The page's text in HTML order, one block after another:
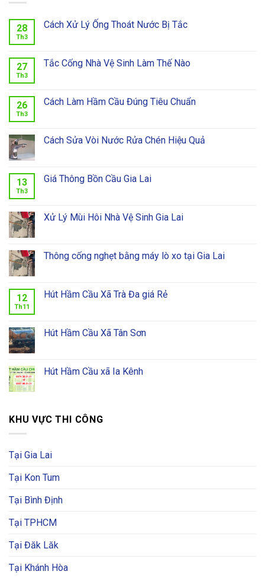
28
Th3
Cách Xử Lý Ống Thoát Nước Bị Tắc
27
Th3
Tắc Cống Nhà Vệ Sinh Làm Thế Nào
26
Th3
Cách Làm Hầm Cầu Đúng Tiêu Chuẩn
Cách Sửa Vòi Nước Rửa Chén Hiệu Quả
13
Th3
Giá Thông Bồn Cầu Gia Lai
Xử Lý Mùi Hôi Nhà Vệ Sinh Gia Lai
Thông cống nghẹt bằng máy lò xo tại Gia Lai
12
Th11
Hút Hầm Cầu Xã Trà Đa giá Rẻ
Hút Hầm Cầu Xã Tân Sơn
Hút Hầm Cầu xã Ia Kênh
KHU VỰC THI CÔNG
Tại Gia Lai
Tại Kon Tum
Tại Bình Định
Tại TPHCM
Tại Đăk Lăk
Tại Khánh Hòa